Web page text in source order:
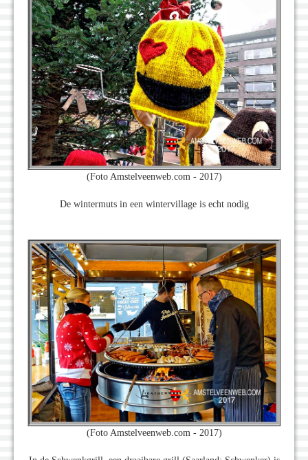
(Foto Amstelveenweb.com - 2017)
De wintermuts in een wintervillage is echt nodig
(Foto Amstelveenweb.com - 2017)